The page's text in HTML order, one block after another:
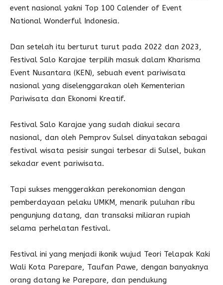
event nasional yakni Top 100 Calender of Event
National Wonderful Indonesia.
Dan setelah itu berturut turut pada 2022 dan 2023,
Festival Salo Karajae terpilih masuk dalam Kharisma
Event Nusantara (KEN), sebuah event pariwisata
nasional yang diselenggarakan oleh Kementerian
Pariwisata dan Ekonomi Kreatif.
Festival Salo Karajae yang sudah diakui secara
nasional, dan oleh Pemprov Sulsel dinyatakan sebagai
festival wisata pesisir sungai terbesar di Sulsel, bukan
sekadar event pariwisata.
Tapi sukses menggerakkan perekonomian dengan
pemberdayaan pelaku UMKM, menarik puluhan ribu
pengunjung datang, dan transaksi miliaran rupiah
selama perhelatan festival.
Festival ini yang menjadi ikonik wujud Teori Telapak Kaki
Wali Kota Parepare, Taufan Pawe, dengan banyaknya
orang datang ke Parepare, dan pendukung